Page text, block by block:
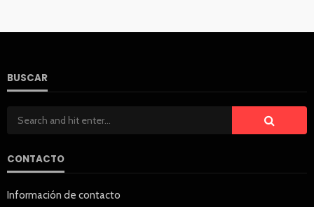
BUSCAR
CONTACTO
Información de contacto